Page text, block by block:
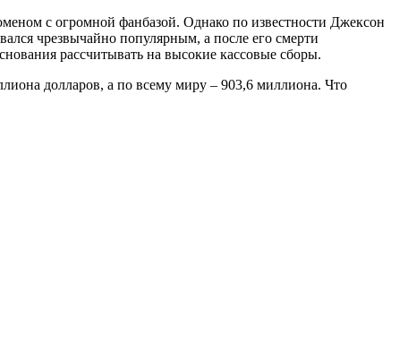
с огромной фанбазой. Однако по известности Джексон
чрезвычайно популярным, а после его смерти
рассчитывать на высокие кассовые сборы.
долларов, а по всему миру – 903,6 миллиона. Что